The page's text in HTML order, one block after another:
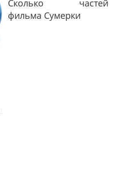
Сколько частей
фильма Сумерки